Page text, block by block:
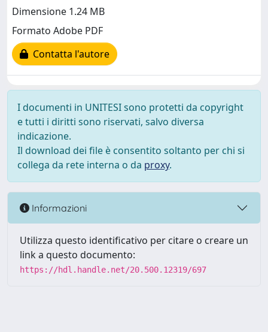
Dimensione 1.24 MB
Formato Adobe PDF
Contatta l'autore
I documenti in UNITESI sono protetti da copyright
e tutti i diritti sono riservati, salvo diversa
indicazione.
Il download dei file è consentito soltanto per chi si
collega da rete interna o da proxy.
Informazioni
Utilizza questo identificativo per citare o creare un
link a questo documento:
https://hdl.handle.net/20.500.12319/697